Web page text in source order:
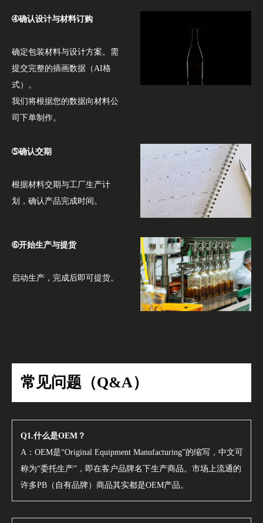
➃确认设计与材料订购
确定包装材料与设计方案。需
提交完整的插画数据（AI格
式）。
我们将根据您的数据向材料公
司下单制作。
➄确认交期
根据材料交期与工厂生产计
划，确认产品完成时间。
➅开始生产与提货
启动生产，完成后即可提货。
常见问题（Q&A）
Q1.什么是OEM？
A：OEM是“Original Equipment Manufacturing”的缩写，中文可
称为“委托生产”，即在客户品牌名下生产商品。市场上流通的
许多PB（自有品牌）商品其实都是OEM产品。